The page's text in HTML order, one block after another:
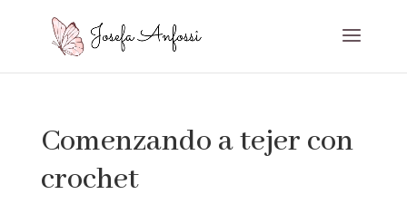
Comenzando a tejer con
crochet